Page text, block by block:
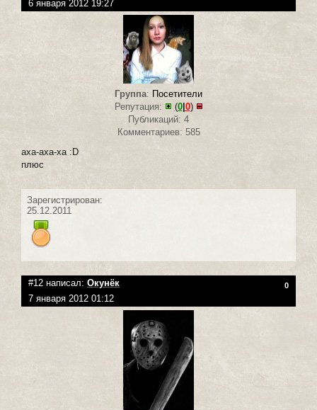
6 января 2012 19:27
Группа: Посетители
Репутация:
(0| 0)
Публикаций: 4
Комментариев: 585
аха-аха-ха :D
плюс
Зарегистрирован:
25.12.2011
#12 написал: Окунёк 0
7 января 2012 01:12